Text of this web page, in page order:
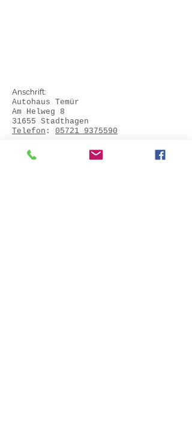
Anschrift:
Autohaus Temür
Am Helweg 8
31655 Stadthagen
Telefon : 05721 9375590